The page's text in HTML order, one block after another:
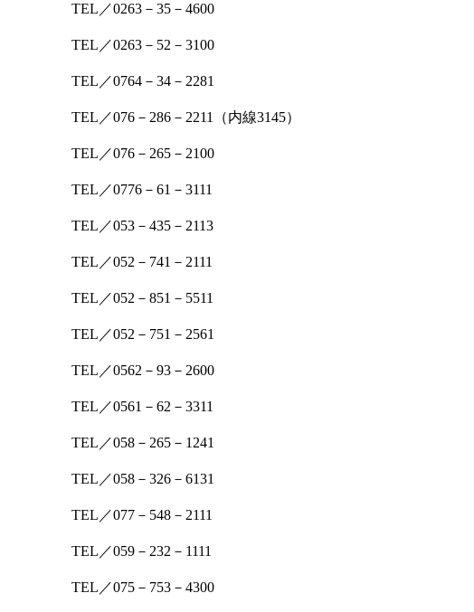
TEL／0263－35－4600
TEL／0263－52－3100
TEL／0764－34－2281
TEL／076－286－2211（内線3145）
TEL／076－265－2100
TEL／0776－61－3111
TEL／053－435－2113
TEL／052－741－2111
TEL／052－851－5511
TEL／052－751－2561
TEL／0562－93－2600
TEL／0561－62－3311
TEL／058－265－1241
TEL／058－326－6131
TEL／077－548－2111
TEL／059－232－1111
TEL／075－753－4300